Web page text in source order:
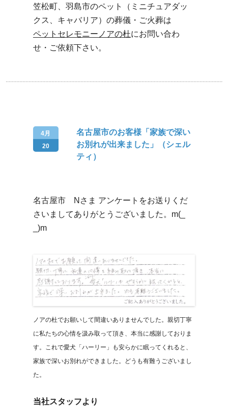
笠松町、羽島市のペット（ミニチュアダッ
クス、キャバリア）の葬儀・ご火葬は
ペットセレモニーノアの杜にお問い合わ
せ・ご依頼下さい。
4月
20
名古屋市のお客様「家族で深い
お別れが出来ました」（シェル
ティ）
名古屋市 Nさま アンケートをお送りくだ
さいましてありがとうございました。m(_
_)m
ノアの杜でお願いして間違いありませんでした。親切丁寧
に私たちの心情を汲み取って頂き、本当に感謝しておりま
す。これで愛犬「ハーリー」も安らかに眠ってくれると、
家族で深いお別れができました。どうも有難うございまし
た。
当社スタッフより